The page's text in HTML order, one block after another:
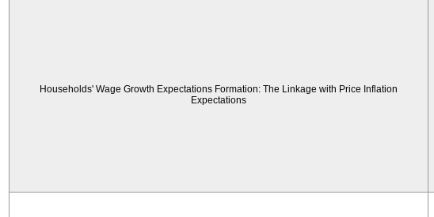
Households' Wage Growth Expectations Formation: The Linkage with Price Inflation
Expectations